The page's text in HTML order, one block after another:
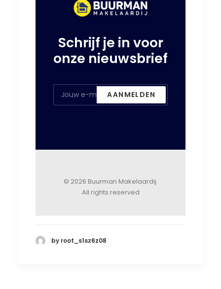
Schrijf je in voor
onze nieuwsbrief
© 2026 Buurman Makelaardij.
All rights reserved
by root_s1sz6z08